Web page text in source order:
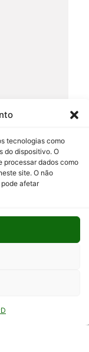
tecnologias como
do dispositivo. O
processar dados como
site. O não
afetar